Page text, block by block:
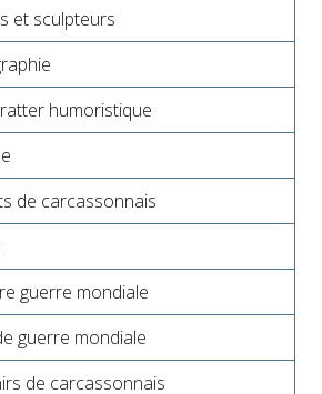
et sculpteurs
humoristique
de carcassonnais
guerre mondiale
guerre mondiale
de carcassonnais